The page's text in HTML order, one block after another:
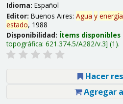
Idioma: Español
Editor: Buenos Aires: Agua y energía
estado, 1988
Disponibilidad: Ítems
topográfica: 621.374.5/A282/v.3 (1).
Hacer
Agregar